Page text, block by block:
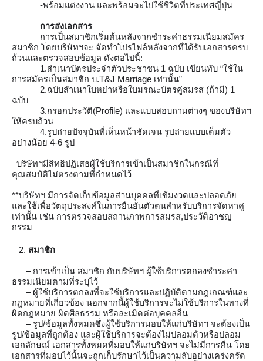
-พร้อมแต่งงาน และพร้อมจะไปใช้ชีวิตที่ประเทศญี่ปุ่น
การส่งเอกสาร
การเป็นสมาชิกเริ่มต้นหลังจากชำระค่าธรรมเนียมสมัคร
สมาชิก โดยบริษัทฯจะ จัดทำโปรไฟล์หลังจากที่ได้รับเอกสารครบ
ถ้วนและตรวจสอบข้อมูล ดังต่อไปนี้:
1.สำเนาบัตรประจำตัวประชาชน 1 ฉบับ เขียนทับ “ใช้ใน
การสมัครเป็นสมาชิก บ.T&J Marriage เท่านั้น”
2.ฉบับสำเนาใบหย่าหรือใบมรณะบัตรคู่สมรส (ถ้ามี) 1
ฉบับ
3.กรอกประวัติ(Profile) และแบบสอบถามต่างๆ ของบริษัทฯ
ให้ครบถ้วน
4.รูปถ่ายปัจจุบันที่เห็นหน้าชัดเจน รูปถ่ายแบบเต็มตัว
อย่างน้อย 4-6 รูป
บริษัทฯมีสิทธิปฏิเสธผู้ใช้บริการเข้าเป็นสมาชิกในกรณีที่
คุณสมบัติไม่ตรงตามที่กำหนดไว้
**บริษัทฯ มีการจัดเก็บข้อมูลส่วนบุคคลที่เข้มงวดและปลอดภัย
และใช้เพื่อวัตถุประสงค์ในการยืนยันตัวตนสำหรับบริการจัดหาคู่
เท่านั้น เช่น การตรวจสอบสถานภาพการสมรส,ประวัติอาชญ
กรรม
สมาชิก
– การเข้าเป็น สมาชิก กับบริษัทฯ ผู้ใช้บริการตกลงชำระค่า
ธรรมเนียมตามที่ระบุไว้
– ผู้ใช้บริการตกลงที่จะใช้บริการและปฏิบัติตามกฎเกณฑ์และ
กฎหมายที่เกี่ยวข้อง นอกจากนี้ผู้ใช้บริการจะไม่ใช้บริการในทางที่
ผิดกฎหมาย ผิดศีลธรรม หรือละเมิดต่อบุคคลอื่น
– รูป/ข้อมูลทั้งหมดซึ่งผู้ใช้บริการมอบให้แก่บริษัทฯ จะต้องเป็น
รูป/ข้อมูลที่ถูกต้อง และผู้ใช้บริการจะต้องไม่ปลอมตัวหรือปลอม
เอกลักษณ์ เอกสารทั้งหมดที่มอบให้แก่บริษัทฯ จะไม่มีการคืน โดย
เอกสารที่มอบไว้นั้นจะถูกเก็บรักษาไว้เป็นความลับอย่างเคร่งครัด